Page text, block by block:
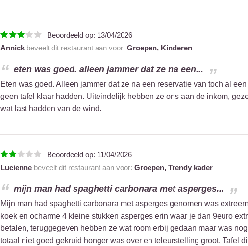
Beoordeeld op: 13/04/2026
Annickbeveelt dit restaurant aan voor: Groepen, Kinderen
eten was goed. alleen jammer dat ze na een...
Eten was goed. Alleen jammer dat ze na een reservatie van toch al
geen tafel klaar hadden. Uiteindelijk hebben ze ons aan de inkom,
wat last hadden van de wind.
Beoordeeld op: 11/04/2026
Luciennebeveelt dit restaurant aan voor: Groepen, Trendy kader
mijn man had spaghetti carbonara met asperges...
Mijn man had spaghetti carbonara met asperges genomen was
koek en ocharme 4 kleine stukken asperges erin waar je dan 9euro
betalen, teruggegeven hebben ze wat room erbij gedaan maar was
totaal niet goed gekruid honger was over en teleurstelling groot. Tafel